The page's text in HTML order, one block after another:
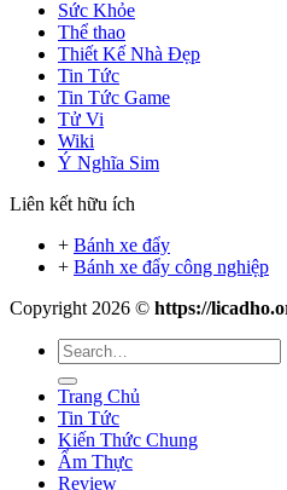
Sức Khỏe
Thể thao
Thiết Kế Nhà Đẹp
Tin Tức
Tin Tức Game
Tử Vi
Wiki
Ý Nghĩa Sim
Liên kết hữu ích
+ Bánh xe đẩy
+ Bánh xe đẩy công nghiệp
Copyright 2026 © https://
Trang Chủ
Tin Tức
Kiến Thức Chung
Ẩm Thực
Review